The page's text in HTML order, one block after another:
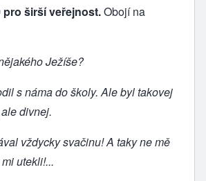
pro širší veřejnost.Obojí na
Ježíše?
s náma do školy. Ale byl takovej
divnej.
vždycky svačinu! A taky ne mě
utekli!...